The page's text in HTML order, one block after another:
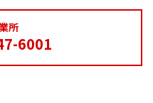
所
6001